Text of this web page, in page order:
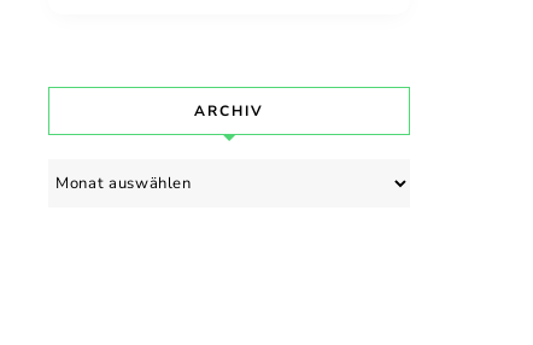
ARCHIV
Archiv